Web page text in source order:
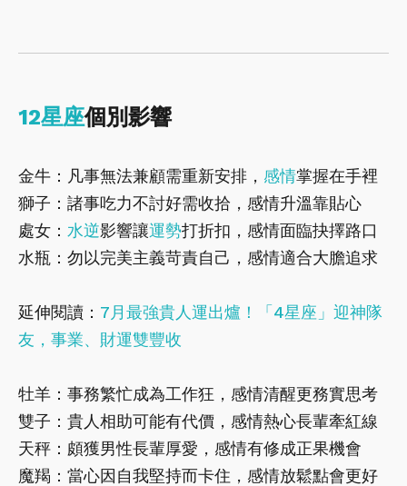
12星座個別影響
金牛：凡事無法兼顧需重新安排， 感情掌握在手裡
獅子：諸事吃力不討好需收拾，感情升溫靠貼心
處女： 水逆影響讓運勢打折扣，感情面臨抉擇路口
水瓶：勿以完美主義苛責自己，感情適合大膽追求
延伸閱讀： 7月最強貴人運出爐！「4星座」迎神隊
友，事業、財運雙豐收
牡羊：事務繁忙成為工作狂，感情清醒更務實思考
雙子：貴人相助可能有代價，感情熱心長輩牽紅線
天秤：頗獲男性長輩厚愛，感情有修成正果機會
魔羯：當心因自我堅持而卡住，感情放鬆點會更好